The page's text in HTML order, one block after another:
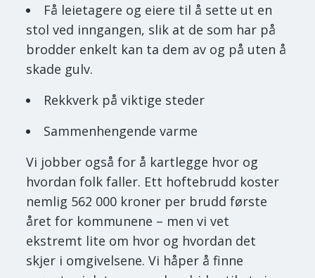
Få leietagere og eiere til å sette ut en
stol ved inngangen, slik at de som har på
brodder enkelt kan ta dem av og på uten å
skade gulv.
Rekkverk på viktige steder
Sammenhengende varme
Vi jobber også for å kartlegge hvor og
hvordan folk faller. Ett hoftebrudd koster
nemlig 562 000 kroner per brudd første
året for kommunene – men vi vet
ekstremt lite om hvor og hvordan det
skjer i omgivelsene. Vi håper å finne